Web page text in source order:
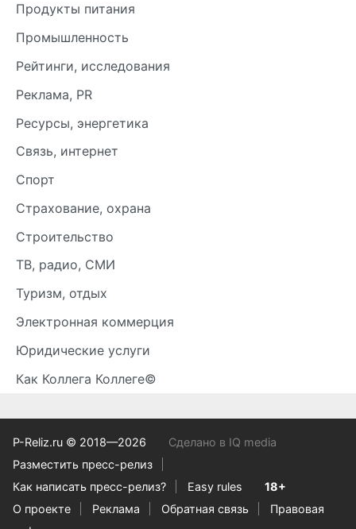
Продукты питания
Промышленность
Рейтинги, исследования
Реклама, PR
Ресурсы, энергетика
Связь, интернет
Спорт
Страхование, охрана
Строительство
ТВ, радио, СМИ
Туризм, отдых
Электронная коммерция
Юридические услуги
Как Коллега Коллеге©
P-Reliz.ru © 2018—2026
Сделано в IQ media
Разместить пресс-релиз
Как написать пресс-релиз?
Easy rules
18+
О проекте
Реклама Обратная связь
Правовая